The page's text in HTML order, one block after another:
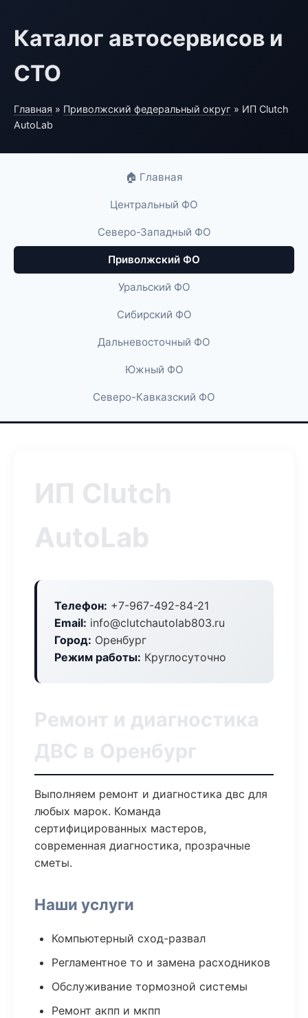
Каталог автосервисов и
СТО
Главная » Приволжский федеральный округ » ИП Clutch
AutoLab
🏠 Главная
Центральный ФО
Северо-Западный ФО
Приволжский ФО
Уральский ФО
Сибирский ФО
Дальневосточный ФО
Южный ФО
Северо-Кавказский ФО
ИП Clutch
AutoLab
Телефон: +7-967-492-84-21
Email: info@clutchautolab803.ru
Город: Оренбург
Режим работы: Круглосуточно
Ремонт и диагностика
ДВС в Оренбург
Выполняем ремонт и диагностика двс для
любых марок. Команда
сертифицированных мастеров,
современная диагностика, прозрачные
сметы.
Наши услуги
Компьютерный сход-развал
Регламентное то и замена расходников
Обслуживание тормозной системы
Ремонт акпп и мкпп